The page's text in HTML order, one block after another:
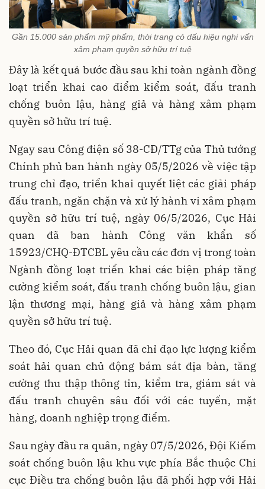
Gần 15.000 sản phẩm mỹ phẩm, thời trang có dấu hiệu nghi vấn
xâm phạm quyền sở hữu trí tuệ
Đây là kết quả bước đầu sau khi toàn ngành đồng
loạt triển khai cao điểm kiểm soát, đấu tranh
chống buôn lậu, hàng giả và hàng xâm phạm
quyền sở hữu trí tuệ.
Ngay sau Công điện số 38-CĐ/TTg của Thủ tướng
Chính phủ ban hành ngày 05/5/2026 về việc tập
trung chỉ đạo, triển khai quyết liệt các giải pháp
đấu tranh, ngăn chặn và xử lý hành vi xâm phạm
quyền sở hữu trí tuệ, ngày 06/5/2026, Cục Hải
quan đã ban hành Công văn khẩn số
15923/CHQ-ĐTCBL yêu cầu các đơn vị trong toàn
Ngành đồng loạt triển khai các biện pháp tăng
cường kiểm soát, đấu tranh chống buôn lậu, gian
lận thương mại, hàng giả và hàng xâm phạm
quyền sở hữu trí tuệ.
Theo đó, Cục Hải quan đã chỉ đạo lực lượng kiểm
soát hải quan chủ động bám sát địa bàn, tăng
cường thu thập thông tin, kiểm tra, giám sát và
đấu tranh chuyên sâu đối với các tuyến, mặt
hàng, doanh nghiệp trọng điểm.
Sau ngày đầu ra quân, ngày 07/5/2026, Đội Kiểm
soát chống buôn lậu khu vực phía Bắc thuộc Chi
cục Điều tra chống buôn lậu đã phối hợp với Hải